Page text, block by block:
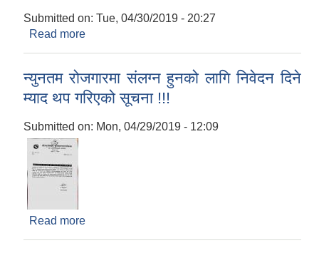
Submitted on: Tue, 04/30/2019 - 20:27
Read more
न्युनतम रोजगारमा संलग्न हुनको लागि निवेदन दिने
म्याद थप गरिएको सूचना !!!
Submitted on: Mon, 04/29/2019 - 12:09
Read more